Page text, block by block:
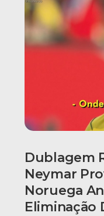
Dublagem
Neymar
Noruega
Eliminação